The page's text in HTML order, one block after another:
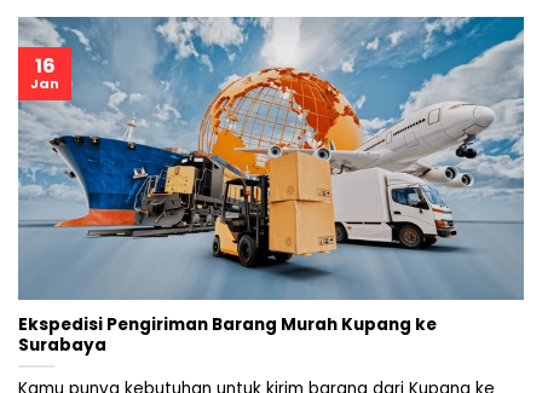
Ekspedisi Pengiriman Barang Murah Kupang ke
Surabaya
16
Jan